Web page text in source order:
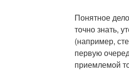
Понятное
точно знать,
(например,
первую
приемлемой